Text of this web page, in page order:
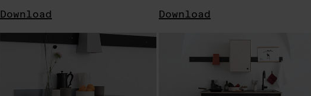
Download Download